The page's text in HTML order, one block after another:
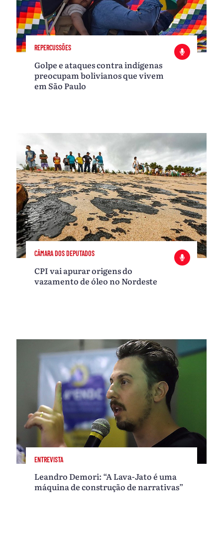
REPERCUSSÕES
Golpe e ataques contra indígenas
preocupam bolivianos que vivem
em São Paulo
CÂMARA DOS DEPUTADOS
CPI vai apurar origens do
vazamento de óleo no Nordeste
ENTREVISTA
Leandro Demori: “A Lava-Jato é uma
máquina de construção de narrativas”